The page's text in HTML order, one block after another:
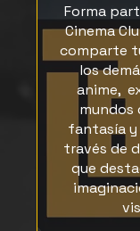
Forma
Cinema
comparte
los
anime,
mundos
fantasía
través de
que